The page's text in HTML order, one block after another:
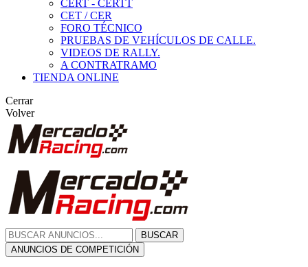
CERT - CERTT
CET / CER
FORO TÉCNICO
PRUEBAS DE VEHÍCULOS DE CALLE.
VIDEOS DE RALLY.
A CONTRATRAMO
TIENDA ONLINE
Cerrar
Volver
BUSCAR
ANUNCIOS DE COMPETICIÓN